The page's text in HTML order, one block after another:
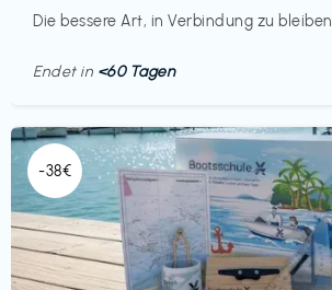
Die bessere Art, in Verbindung zu bleiben
Endet in <60 Tagen
-38€